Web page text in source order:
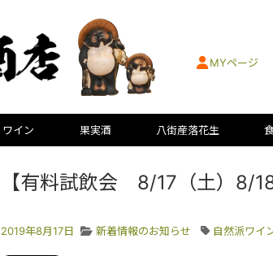
MYページ
ワイン 果実酒 八街産落花生
【有料試飲会 8/17（土）8/
2019年8月17日 新着情報のお知らせ 自然派ワイ